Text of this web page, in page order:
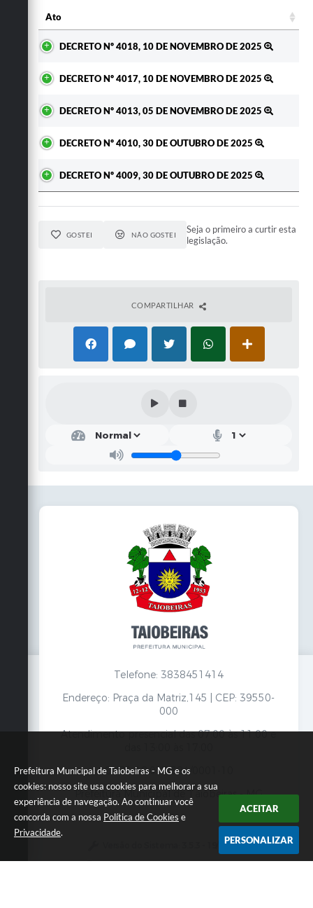
Prefeitura Municipal de Taiobeiras - MG e os
cookies: nosso site usa cookies para melhorar a sua
experiência de navegação. Ao continuar você
concorda com a nossa Política de Cookies e
Privacidade.
ACEITAR
PERSONALIZAR
Ato
DECRETO Nº 4018, 10 DE NOVEMBRO DE 2025
DECRETO Nº 4017, 10 DE NOVEMBRO DE 2025
DECRETO Nº 4013, 05 DE NOVEMBRO DE 2025
DECRETO Nº 4010, 30 DE OUTUBRO DE 2025
DECRETO Nº 4009, 30 DE OUTUBRO DE 2025
GOSTEI NÃO GOSTEI
Seja o primeiro a curtir esta
legislação.
COMPARTILHAR
Telefone: 3838451414
Endereço: Praça da Matriz,145 | CEP: 39550-
000
Atendimento presencial das 07:00 às 11:00 e
CNPJ: 18.017.384/0001-10
Prefeitura Municipal de Taiobeiras - MG
3.5.3 - 19/06/2026